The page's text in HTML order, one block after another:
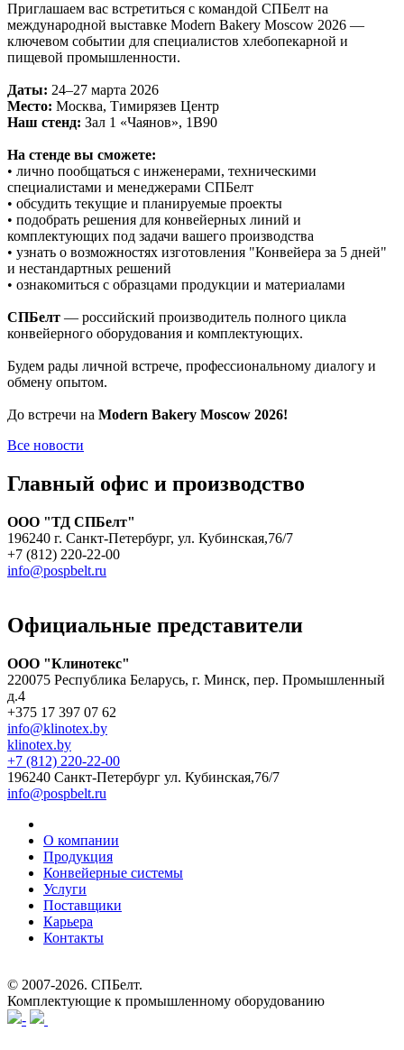
Приглашаем вас встретиться с командой СПБелт на
международной выставке Modern Bakery Moscow 2026 —
ключевом событии для специалистов хлебопекарной и
пищевой промышленности.
Даты: 24–27 марта 2026
Место: Москва, Тимирязев Центр
Наш стенд: Зал 1 «Чаянов», 1B90
На стенде вы сможете:
• лично пообщаться с инженерами, техническими
специалистами и менеджерами СПБелт
• обсудить текущие и планируемые проекты
• подобрать решения для конвейерных линий и
комплектующих под задачи вашего производства
• узнать о возможностях изготовления "Конвейера за 5 дней"
и нестандартных решений
• ознакомиться с образцами продукции и материалами
СПБелт — российский производитель полного цикла
конвейерного оборудования и комплектующих.
Будем рады личной встрече, профессиональному диалогу и
обмену опытом.
До встречи на Modern Bakery Moscow 2026!
Все новости
Главный офис и производство
ООО "ТД СПБелт"
196240 г. Санкт-Петербург, ул. Кубинская,76/7
+7 (812) 220-22-00
info@pospbelt.ru
Официальные представители
ООО "Клинотекс"
220075 Республика Беларусь, г. Минск, пер. Промышленный
д.4
+375 17 397 07 62
info@klinotex.by
klinotex.by
+7 (812) 220-22-00
196240 Санкт-Петербург ул. Кубинская,76/7
info@pospbelt.ru
О компании
Продукция
Конвейерные системы
Услуги
Поставщики
Карьера
Контакты
© 2007-2026. СПБелт.
Комплектующие к промышленному оборудованию